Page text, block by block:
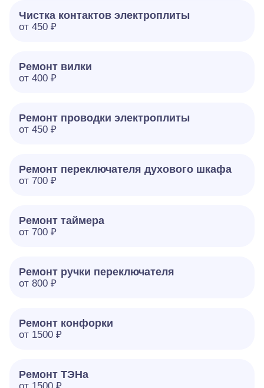
Чистка контактов электроплиты
от 450 ₽
Ремонт вилки
от 400 ₽
Ремонт проводки электроплиты
от 450 ₽
Ремонт переключателя духового шкафа
от 700 ₽
Ремонт таймера
от 700 ₽
Ремонт ручки переключателя
от 800 ₽
Ремонт конфорки
от 1500 ₽
Ремонт ТЭНа